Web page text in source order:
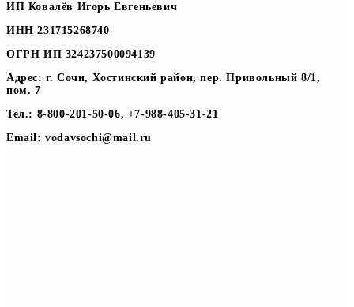
ИП Ковалёв Игорь Евгеньевич
ИНН 231715268740
ОГРН ИП 324237500094139
Адрес: г. Сочи, Хостинский район, пер. Привольный 8/1,
пом. 7
Тел.: 8-800-201-50-06, +7-988-405-31-21
Email: vodavsochi@mail.ru